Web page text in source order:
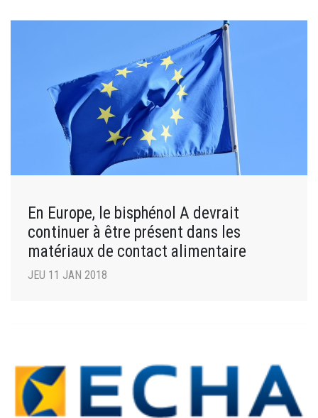
En Europe, le bisphénol A devrait
continuer à être présent dans les
matériaux de contact alimentaire
JEU 11 JAN 2018